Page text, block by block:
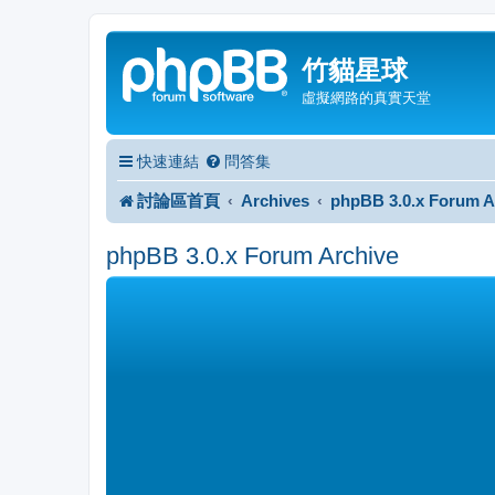
竹貓星球
虛擬網路的真實天堂
快速連結 問答集
討論區首頁 Archives phpBB 3.0.x Forum
phpBB 3.0.x Forum Archive